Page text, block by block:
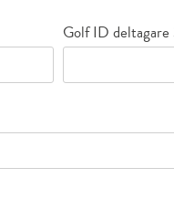
Golf ID deltagare